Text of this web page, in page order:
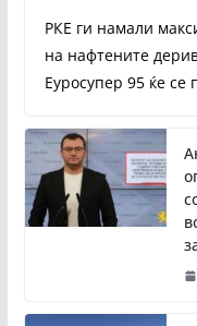
РКЕ ги намали
на нафтените
Еуросупер 95 ќе се